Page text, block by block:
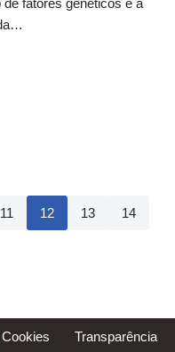
11 12 13 14
Transparência